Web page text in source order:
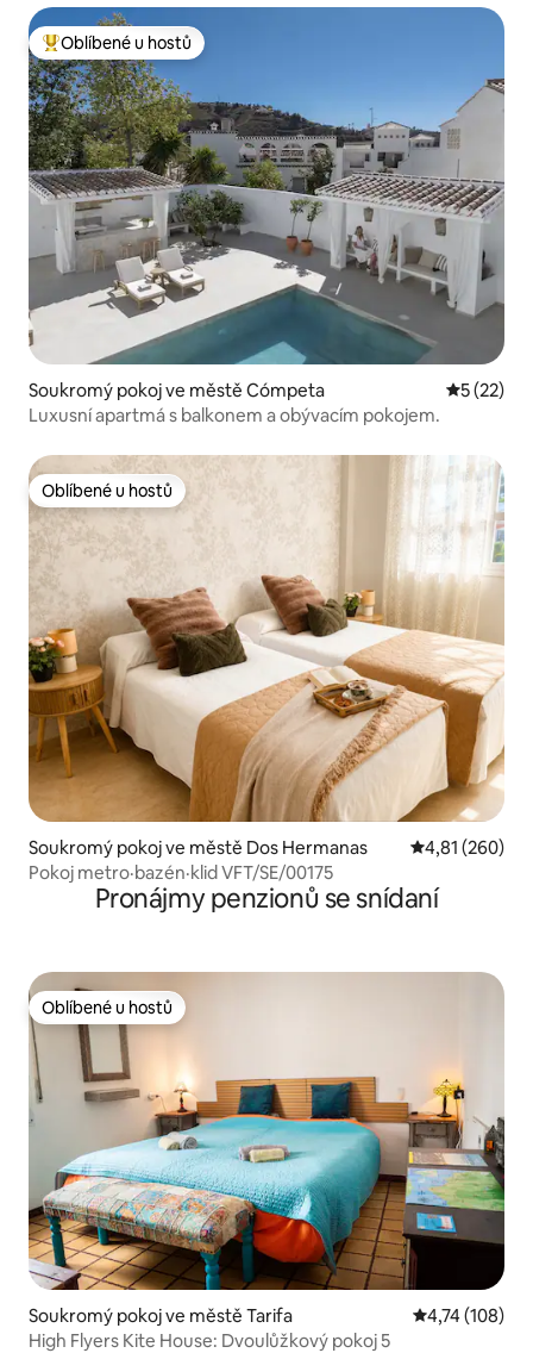
Nejlepší v kategorii Oblíbené u hostů
Oblíbené u hostů
Soukromý pokoj ve městě Cómpeta Průměrné
5 (22)
Luxusní apartmá s balkonem a obývacím pokojem.
Oblíbené u hostů
Oblíbené u hostů
Soukromý pokoj ve městě Dos Hermanas Průměrné
4,81 (260)
Pokoj metro·bazén·klid VFT/SE/00175
Pronájmy penzionů se snídaní
Oblíbené u hostů
Oblíbené u hostů
Soukromý pokoj ve městě Tarifa Průměrné
4,74 (108)
High Flyers Kite House: Dvoulůžkový pokoj 5